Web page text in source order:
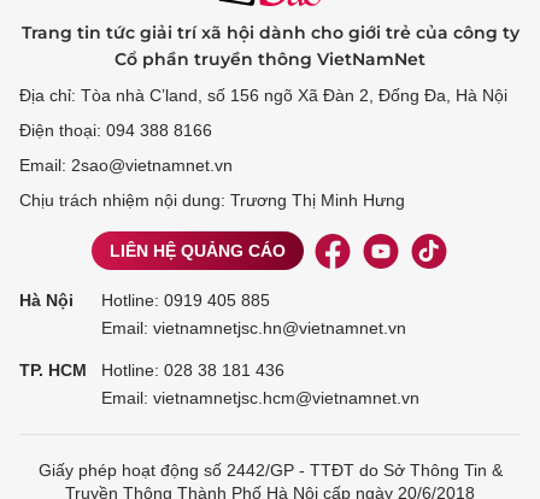
Trang tin tức giải trí xã hội dành cho giới trẻ của công ty
Cổ phần truyền thông VietNamNet
Địa chỉ: Tòa nhà C’land, số 156 ngõ Xã Đàn 2, Đống Đa, Hà Nội
Điện thoại: 094 388 8166
Email: 2sao@vietnamnet.vn
Chịu trách nhiệm nội dung: Trương Thị Minh Hưng
LIÊN HỆ QUẢNG CÁO
Hà Nội Hotline: 0919 405 885
Email: vietnamnetjsc.hn@vietnamnet.vn
TP. HCM Hotline: 028 38 181 436
Email: vietnamnetjsc.hcm@vietnamnet.vn
Giấy phép hoạt động số 2442/GP - TTĐT do Sở Thông Tin &
Truyền Thông Thành Phố Hà Nội cấp ngày 20/6/2018